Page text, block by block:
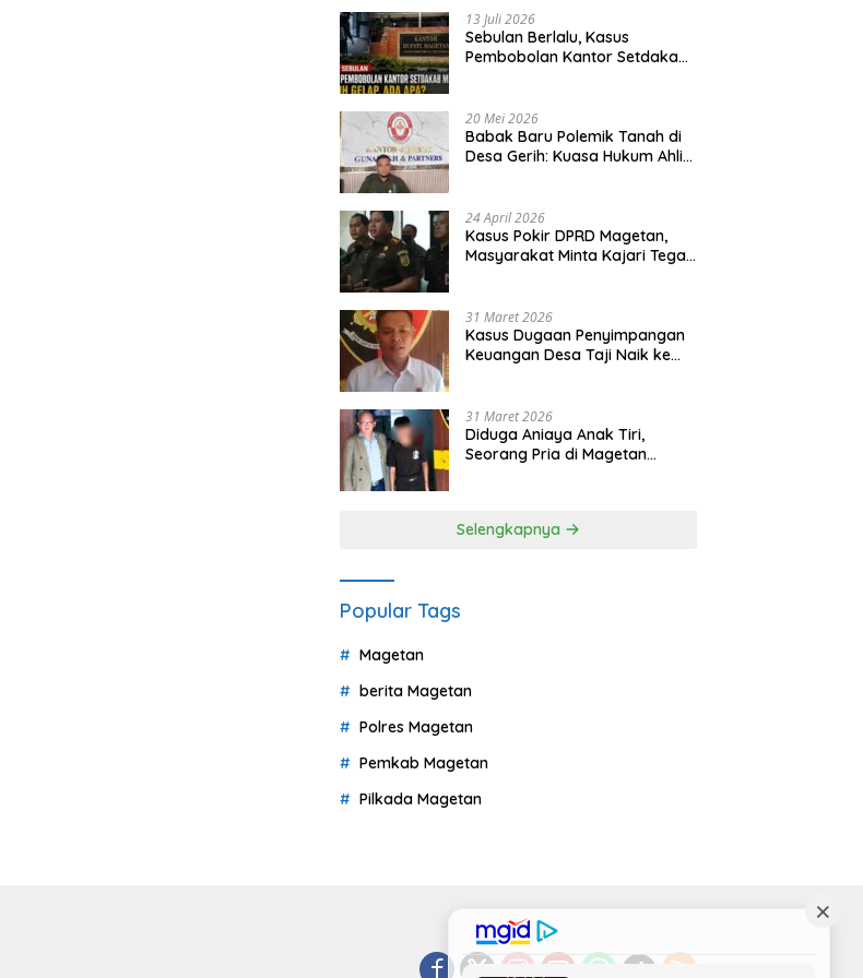
13 Juli 2026
Sebulan Berlalu, Kasus
Pembobolan Kantor Setdakab
20 Mei 2026
Babak Baru Polemik Tanah di
Desa Gerih: Kuasa Hukum Ahli
24 April 2026
Kasus Pokir DPRD Magetan,
Masyarakat Minta Kajari Tegak
31 Maret 2026
Kasus Dugaan Penyimpangan
Keuangan Desa Taji Naik ke
31 Maret 2026
Diduga Aniaya Anak Tiri,
Seorang Pria di Magetan
Selengkapnya
Popular Tags
Magetan
berita Magetan
Polres Magetan
Pemkab Magetan
Pilkada Magetan